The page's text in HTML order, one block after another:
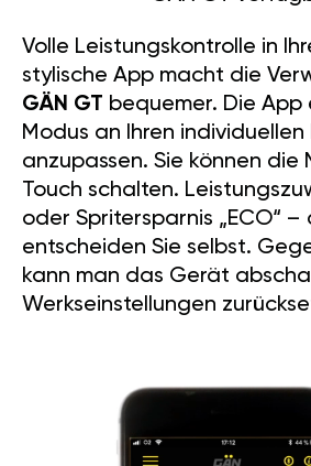
Volle Leistungskontrolle in
stylische App macht die
GÄN GT bequemer. Die
Modus an Ihren individuellen
anzupassen. Sie können die
Touch schalten.
oder Spritersparnis „ECO“ –
entscheiden Sie selbst.
kann man das Gerät
Werkseinstellungen